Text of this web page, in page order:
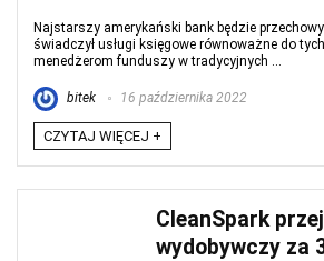
Najstarszy amerykański bank będzie
świadczył usługi księgowe równoważne do
menedżerom funduszy w tradycyjnych ...
bitek 16 października 2022
CZYTAJ WIĘCEJ +
CleanSpark
wydobywczy za